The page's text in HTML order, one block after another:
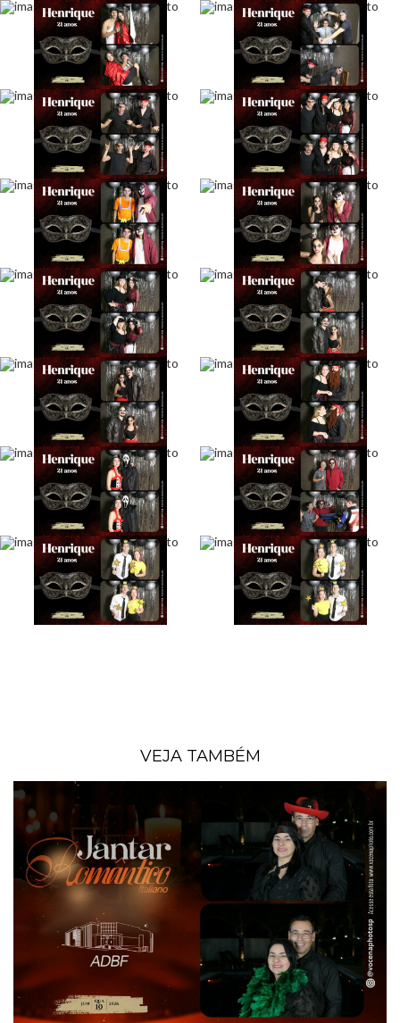
VEJA TAMBÉM